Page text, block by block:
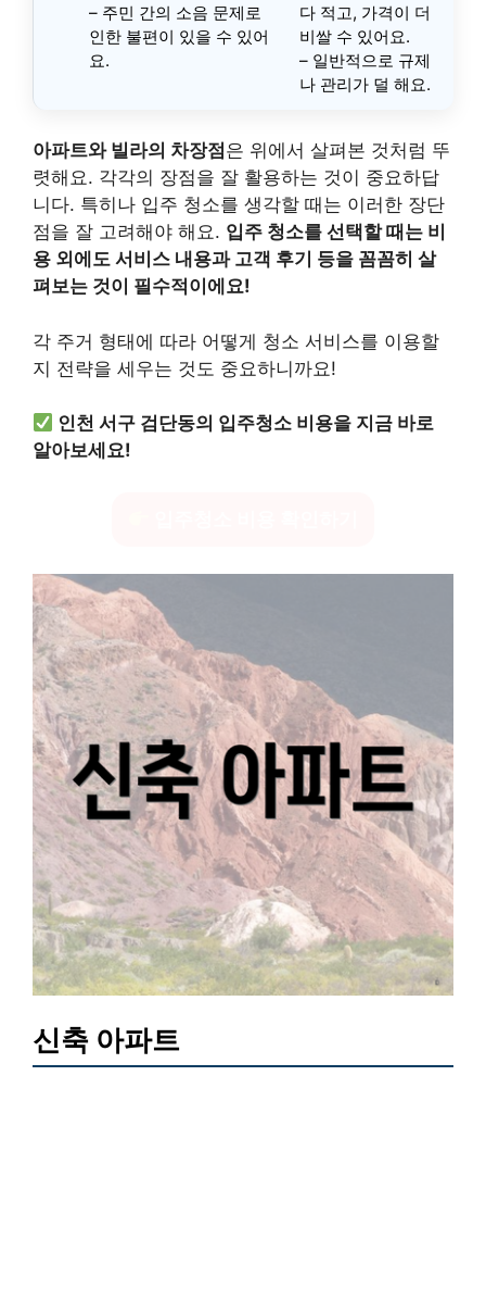
– 주민 간의 소음 문제로
인한 불편이 있을 수 있어
요.
다 적고, 가격이 더
비쌀 수 있어요.
– 일반적으로 규제
나 관리가 덜 해요.
아파트와 빌라의 차장점 은 위에서 살펴본 것처럼 뚜
렷해요. 각각의 장점을 잘 활용하는 것이 중요하답
니다. 특히나 입주 청소를 생각할 때는 이러한 장단
점을 잘 고려해야 해요. 입주 청소를 선택할 때는 비
용 외에도 서비스 내용과 고객 후기 등을 꼼꼼히 살
펴보는 것이 필수적이에요!
각 주거 형태에 따라 어떻게 청소 서비스를 이용할
지 전략을 세우는 것도 중요하니까요!
인천 서구 검단동의 입주청소 비용을 지금 바로
알아보세요!
신축 아파트